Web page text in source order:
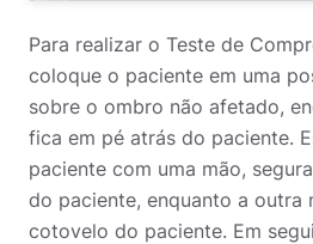
Para realizar o Teste de
coloque o paciente em uma
sobre o ombro não afetado,
fica em pé atrás do paciente.
paciente com uma mão,
do paciente, enquanto a outra
cotovelo do paciente. Em